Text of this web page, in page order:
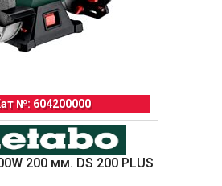
№: 604200000
200 мм. DS 200 PLUS